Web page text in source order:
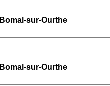
sur-Ourthe
sur-Ourthe